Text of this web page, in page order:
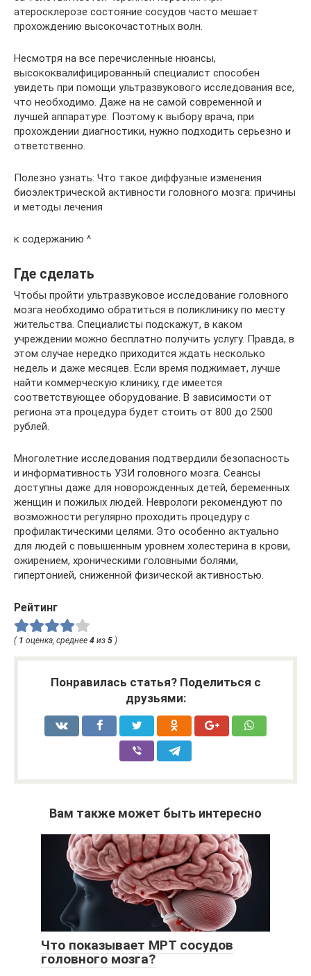
атеросклерозе состояние сосудов часто мешает
прохождению высокочастотных волн.
Несмотря на все перечисленные нюансы,
высококвалифицированный специалист способен
увидеть при помощи ультразвукового исследования все,
что необходимо. Даже на не самой современной и
лучшей аппаратуре. Поэтому к выбору врача, при
прохождении диагностики, нужно подходить серьезно и
ответственно.
Полезно узнать: Что такое диффузные изменения
биоэлектрической активности головного мозга: причины
и методы лечения
к содержанию ^
Где сделать
Чтобы пройти ультразвуковое исследование головного
мозга необходимо обратиться в поликлинику по месту
жительства. Специалисты подскажут, в каком
учреждении можно бесплатно получить услугу. Правда, в
этом случае нередко приходится ждать несколько
недель и даже месяцев. Если время поджимает, лучше
найти коммерческую клинику, где имеется
соответствующее оборудование. В зависимости от
региона эта процедура будет стоить от 800 до 2500
рублей.
Многолетние исследования подтвердили безопасность
и информативность УЗИ головного мозга. Сеансы
доступны даже для новорожденных детей, беременных
женщин и пожилых людей. Неврологи рекомендуют по
возможности регулярно проходить процедуру с
профилактическими целями. Это особенно актуально
для людей с повышенным уровнем холестерина в крови,
ожирением, хроническими головными болями,
гипертонией, сниженной физической активностью.
Рейтинг
( 1 оценка, среднее 4 из 5 )
Понравилась статья? Поделиться с
друзьями:
Вам также может быть интересно
Что показывает МРТ сосудов
головного мозга?